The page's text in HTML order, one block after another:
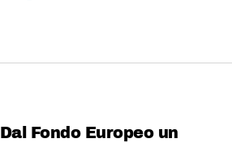
Dal Fondo Europeo un